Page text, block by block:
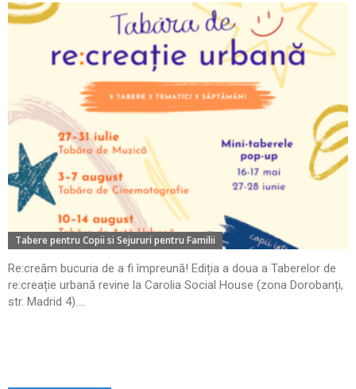
Tabere pentru Copii si Sejururi pentru Familii
Re:creăm bucuria de a fi împreună! Ediția a doua a Taberelor de
re:creație urbană revine la Carolia Social House (zona Dorobanți,
str. Madrid 4)....